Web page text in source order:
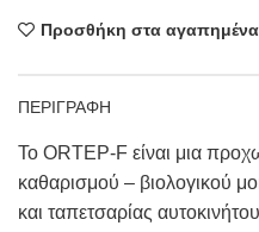
Προσθήκη στα αγαπημένα
ΠΕΡΙΓΡΑΦΗ
Το ORTEP-F είναι μια
καθαρισμού – βιολογικού
και ταπετσαρίας